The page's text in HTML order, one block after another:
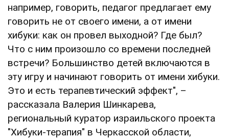
например, говорить, педагог предлагает ему
говорить не от своего имени, а от имени
хибуки: как он провел выходной? Где был?
Что с ним произошло со времени последней
встречи? Большинство детей включаются в
эту игру и начинают говорить от имени хибуки.
Это и есть терапевтический эффект", –
рассказала Валерия Шинкарева,
региональный куратор израильского проекта
"Хибуки-терапия" в Черкасской области,